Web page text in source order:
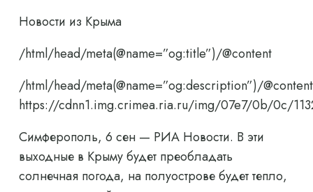
Новости из Крыма
/html/head/meta(@name=”og:title”)/@content
/html/head/meta(@name=”og:description”)/@content
https://cdnn1.img.crimea.ria.ru/img/07e7/0b/0c/
Симферополь, 6 сен — РИА Новости. В эти
выходные в Крыму будет преобладать
солнечная погода, на полуострове будет тепло,